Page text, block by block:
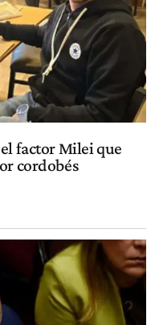
factor Milei que
cordobés